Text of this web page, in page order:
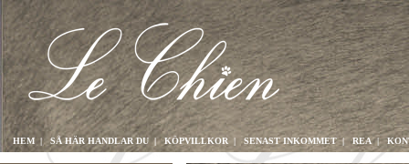
HEM | SÅ HÄR HANDLAR DU |KÖPVILLKOR | SENAST INKOMMET|REA|